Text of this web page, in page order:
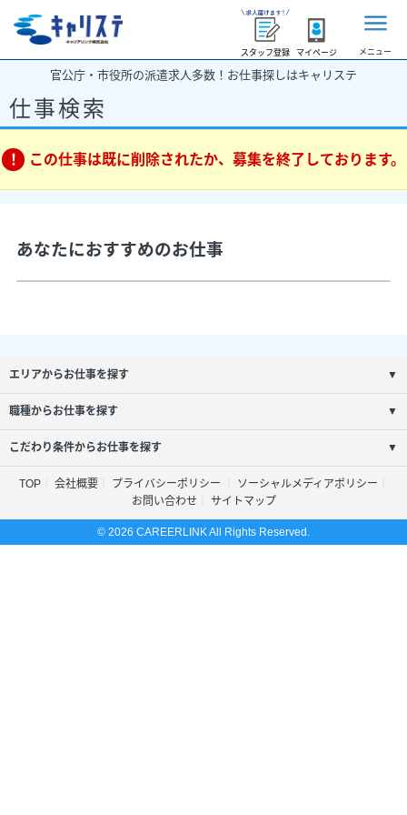
スタッフ登録 マイページ メニュー
官公庁・市役所の派遣求人多数！お仕事探しはキャリステ
仕事検索
この仕事は既に削除されたか、募集を終了しております。
あなたにおすすめのお仕事
エリアからお仕事を探す ▼
職種からお仕事を探す ▼
こだわり条件からお仕事を探す ▼
TOP 会社概要 プライバシーポリシー
ソーシャルメディアポリシー
お問い合わせ
サイトマップ
© 2026 CAREERLINK All Rights Reserved.